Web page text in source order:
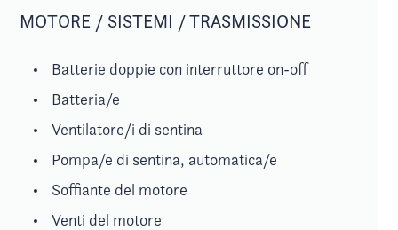
MOTORE / SISTEMI / TRASMISSIONE
Batterie doppie con interruttore on-off
Batteria/e
Ventilatore/i di sentina
Pompa/e di sentina, automatica/e
Soffiante del motore
Venti del motore